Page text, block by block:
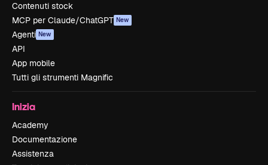
Contenuti stock
MCP per Claude/ChatGPT New
Agenti New
API
App mobile
Tutti gli strumenti Magnific
Inizia
Academy
Documentazione
Assistenza